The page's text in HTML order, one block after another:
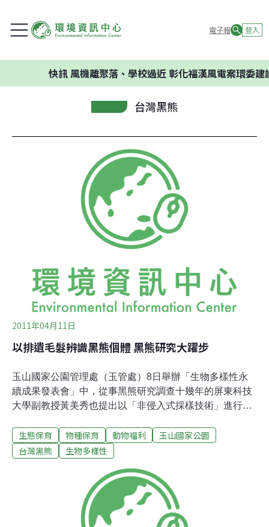
電子報 登入
風機離聚落、學校過近 彰化福漢風電案環委建議不
台灣黑熊
2011年04月11日
以排遺毛髮辨識黑熊個體 黑熊研究大躍步
玉山國家公園管理處（玉管處）8日舉辦「生物多樣性永
續成果發表會」中，從事黑熊研究調查十幾年的屏東科技
大學副教授黃美秀也提出以「非侵入式採樣技術」進行台
查，探討台灣黑熊的族群永續力。藉由從排遺、毛髮、唾
液建立DNA序列，類似刑事鑑識單位所用的方法研究台灣
《治國週記》中，形容有如刑事鑑定。黃美秀表示，有別
於捕捉繫放的作法，不但耗時費力，成效也有限；並隨著
動物福利意識抬頭，非侵入式採樣技術透過大量收集毛
髮、排遺，建立的個體資料更多，因此廣為運用。此次研
生態保育 物種保育 動物福利
玉山國家公園
台灣黑熊
生物多樣性